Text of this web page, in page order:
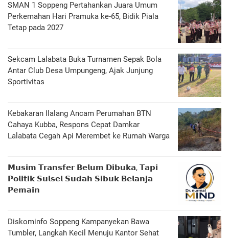
SMAN 1 Soppeng Pertahankan Juara Umum
Perkemahan Hari Pramuka ke-65, Bidik Piala
Tetap pada 2027
Sekcam Lalabata Buka Turnamen Sepak Bola
Antar Club Desa Umpungeng, Ajak Junjung
Sportivitas
Kebakaran Ilalang Ancam Perumahan BTN
Cahaya Kubba, Respons Cepat Damkar
Lalabata Cegah Api Merembet ke Rumah Warga
𝗠𝘂𝘀𝗶𝗺 𝗧𝗿𝗮𝗻𝘀𝗳𝗲𝗿 𝗕𝗲𝗹𝘂𝗺 𝗗𝗶𝗯𝘂𝗸𝗮, 𝗧𝗮𝗽𝗶
𝗣𝗼𝗹𝗶𝘁𝗶𝗸 𝗦𝘂𝗹𝘀𝗲𝗹 𝗦𝘂𝗱𝗮𝗵 𝗦𝗶𝗯𝘂𝗸 𝗕𝗲𝗹𝗮𝗻𝗷𝗮
𝗣𝗲𝗺𝗮𝗶𝗻
Diskominfo Soppeng Kampanyekan Bawa
Tumbler, Langkah Kecil Menuju Kantor Sehat